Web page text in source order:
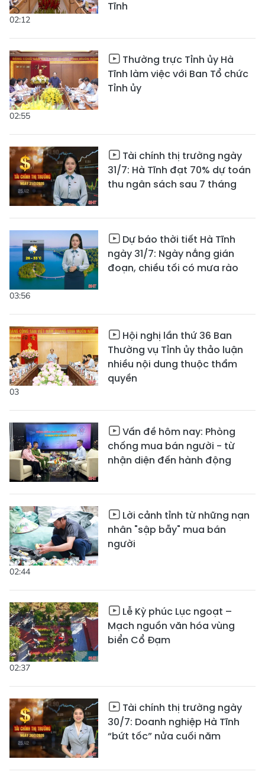
02:12
Tĩnh
02:55
Thường trực Tỉnh ủy Hà
Tĩnh làm việc với Ban Tổ chức
Tỉnh ủy
Tài chính thị trường ngày
31/7: Hà Tĩnh đạt 70% dự toán
thu ngân sách sau 7 tháng
03:56
Dự báo thời tiết Hà Tĩnh
ngày 31/7: Ngày nắng gián
đoạn, chiều tối có mưa rào
03
Hội nghị lần thứ 36 Ban
Thường vụ Tỉnh ủy thảo luận
nhiều nội dung thuộc thẩm
quyền
Vấn đề hôm nay: Phòng
chống mua bán người - từ
nhận diện đến hành động
02:44
Lời cảnh tỉnh từ những nạn
nhân "sập bẫy" mua bán
người
02:37
Lễ Kỳ phúc Lục ngoạt –
Mạch nguồn văn hóa vùng
biển Cổ Đạm
Tài chính thị trường ngày
30/7: Doanh nghiệp Hà Tĩnh
“bứt tốc” nửa cuối năm